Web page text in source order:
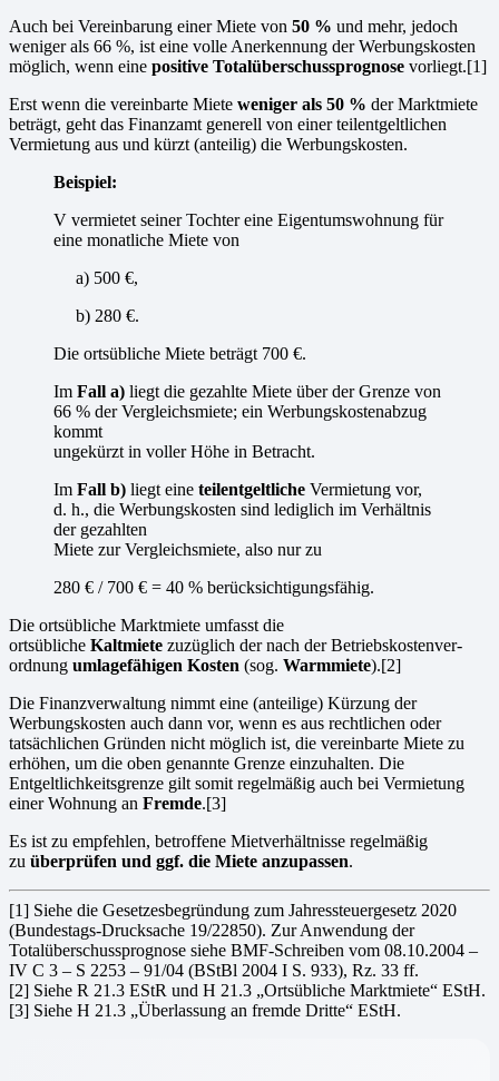
Auch bei Vereinbarung einer Miete von 50 % und mehr, jedoch
weniger als 66 %, ist eine volle Anerkennung der Werbungskosten
möglich, wenn eine positive Totalüberschussprognose vorliegt.[1]
Erst wenn die vereinbarte Miete weniger als 50 % der Marktmiete
beträgt, geht das Finanzamt generell von einer teilentgeltlichen
Vermietung aus und kürzt (anteilig) die Werbungskosten.
Beispiel:
V vermietet seiner Tochter eine Eigentumswohnung für
eine monatliche Miete von
a) 500 €,
b) 280 €.
Die ortsübliche Miete beträgt 700 €.
Im Fall a) liegt die gezahlte Miete über der Grenze von
66 % der Vergleichsmiete; ein Werbungskostenabzug
kommt
ungekürzt in voller Höhe in Betracht.
Im Fall b) liegt eine teilentgeltliche Vermietung vor,
d. h., die Werbungskosten sind lediglich im Verhältnis
der gezahlten
Miete zur Vergleichsmiete, also nur zu
280 € / 700 € = 40 % berücksichtigungsfähig.
Die ortsübliche Marktmiete umfasst die
ortsübliche Kaltmiete zuzüglich der nach der Betriebskostenver­
ordnung umlagefähigen Kosten (sog. Warmmiete).[2]
Die Finanzverwaltung nimmt eine (anteilige) Kürzung der
Werbungskosten auch dann vor, wenn es aus rechtlichen oder
tatsächlichen Gründen nicht möglich ist, die vereinbarte Miete zu
erhöhen, um die oben genannte Grenze einzuhalten. Die
Entgeltlichkeitsgrenze gilt somit regelmäßig auch bei Vermietung
einer Wohnung an Fremde.[3]
Es ist zu empfehlen, betroffene Mietverhältnisse regelmäßig
zu überprüfen und ggf. die Miete anzupassen.
[1] Siehe die Gesetzesbegründung zum Jahressteuergesetz 2020
(Bundestags-Drucksache 19/22850). Zur Anwendung der
Totalüberschuss­prognose siehe BMF-Schreiben vom 08.10.2004 –
IV C 3 – S 2253 – 91/04 (BStBl 2004 I S. 933), Rz. 33 ff.
[2] Siehe R 21.3 EStR und H 21.3 „Ortsübliche Marktmiete“ EStH.
[3] Siehe H 21.3 „Überlassung an fremde Dritte“ EStH.